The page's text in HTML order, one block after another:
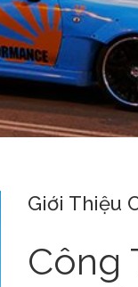
Giới Thiệu
Công